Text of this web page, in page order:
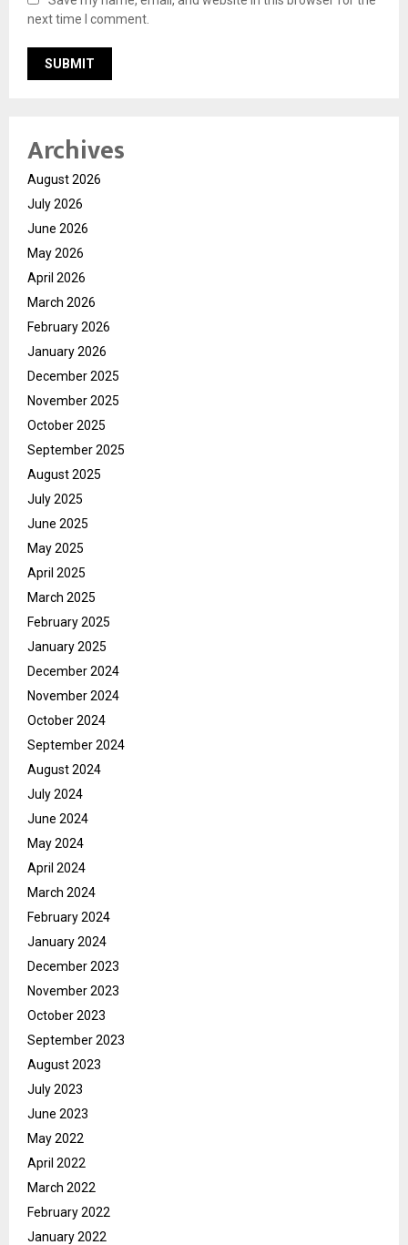
next time I comment.
Archives
August 2026
July 2026
June 2026
May 2026
April 2026
March 2026
February 2026
January 2026
December 2025
November 2025
October 2025
September 2025
August 2025
July 2025
June 2025
May 2025
April 2025
March 2025
February 2025
January 2025
December 2024
November 2024
October 2024
September 2024
August 2024
July 2024
June 2024
May 2024
April 2024
March 2024
February 2024
January 2024
December 2023
November 2023
October 2023
September 2023
August 2023
July 2023
June 2023
May 2022
April 2022
March 2022
February 2022
January 2022